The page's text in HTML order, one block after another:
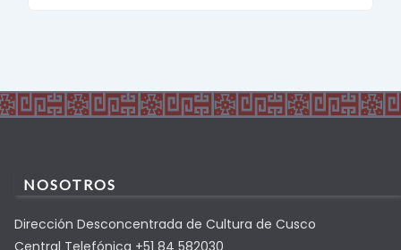
NOSOTROS
Dirección Desconcentrada de Cultura de Cusco